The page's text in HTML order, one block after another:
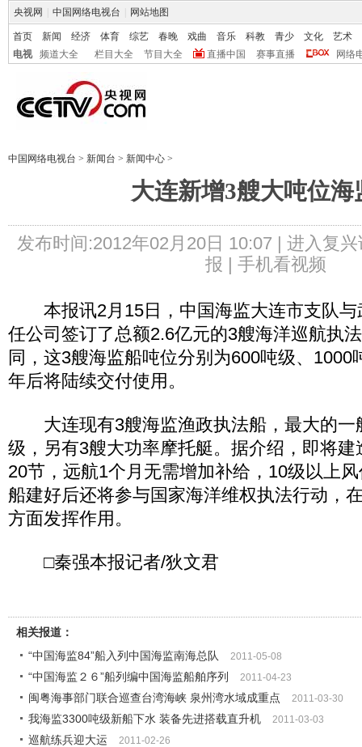
央视网 中国网络电视台 网站地图
首页 新闻 经济 体育 综艺 春晚 戏曲 音乐 科教 青少 文化
艺术
电视
频道大全 栏目大全 节目大全 直播中国 赛事直播 网络
中国网络电视台 > 新闻台 > 新闻中心 >
大连新增3艘大吨位海
发布时间:2012年02月20日 10:07 | 进入复兴
报 | 手机看视频
本报讯2月15日，中国海监大连市支队与
任公司签订了总额2.6亿元的3艘海洋巡航执
同，这3艘海监船吨位分别为600吨级、1000
年后将陆续交付使用。
大连现有3艘海监渔政执法船，最大的一
级，另有3艘大功率摩托艇。据介绍，即将
20节，远航1个月无需增加补给，10级以上
船建好后还将参与国家海洋维权执法行动，
方面发挥作用。
□秦强本报记者/狄文君
相关报道：
“中国海监84”船入列中国海监南海总队
2011-05-08
“中国海监２６”船列编中国海监船舶序列 2011-04-23
闽粤海事部门联合巡查台湾海峡 泉州湾水域成重点 2011-03-30
我海监3300吨级新船下水 装备先进搭载直升机 2011-03-03
巡航练兵迎大运 2011-02-26